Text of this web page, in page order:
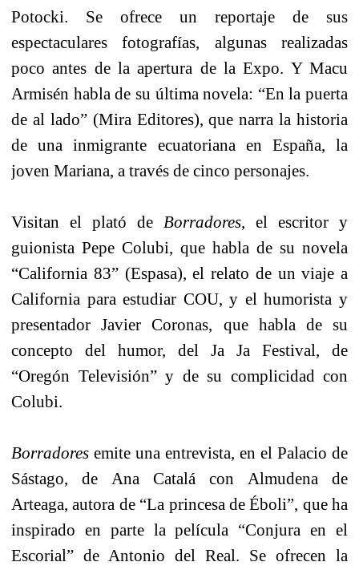
Potocki. Se ofrece un reportaje de sus
espectaculares fotografías, algunas realizadas
poco antes de la apertura de la Expo. Y Macu
Armisén habla de su última novela: “En la puerta
de al lado” (Mira Editores), que narra la historia
de una inmigrante ecuatoriana en España, la
joven Mariana, a través de cinco personajes.
Visitan el plató de Borradores, el escritor y
guionista Pepe Colubi, que habla de su novela
“California 83” (Espasa), el relato de un viaje a
California para estudiar COU, y el humorista y
presentador Javier Coronas, que habla de su
concepto del humor, del Ja Ja Festival, de
“Oregón Televisión” y de su complicidad con
Colubi.
Borradores emite una entrevista, en el Palacio de
Sástago, de Ana Catalá con Almudena de
Arteaga, autora de “La princesa de Éboli”, que ha
inspirado en parte la película “Conjura en el
Escorial” de Antonio del Real. Se ofrecen la